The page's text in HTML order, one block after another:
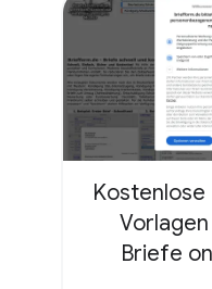
stimulating
Dive into
where every
your
Briefe